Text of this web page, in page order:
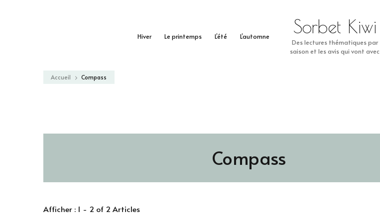
Hiver Le printemps L’été L’automne Sorbet Kiwi
Des lectures thématiques par
saison et les avis qui vont avec
Accueil Compass
Compass
Afficher : 1 - 2 of 2 Articles